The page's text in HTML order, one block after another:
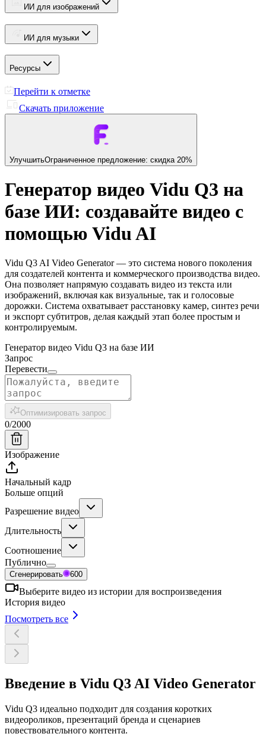
ИИ для изображений
ИИ для музыки
Ресурсы
Перейти к отметке
Скачать приложение
УлучшитьОграниченное предложение: скидка 20%
Генератор видео Vidu Q3 на
базе ИИ: создавайте видео с
помощью Vidu AI
Vidu Q3 AI Video Generator — это система нового поколения
для создателей контента и коммерческого производства видео.
Она позволяет напрямую создавать видео из текста или
изображений, включая как визуальные, так и голосовые
дорожки. Система охватывает расстановку камер, синтез речи
и экспорт субтитров, делая каждый этап более простым и
контролируемым.
Генератор видео Vidu Q3 на базе ИИ
Запрос
Перевести
Оптимизировать запрос
0/2000
Изображение
Начальный кадр
Больше опций
Разрешение видео
Длительность
Соотношение
Публично
Сгенерировать 600
Выберите видео из истории для воспроизведения
История видео
Посмотреть все
Введение в Vidu Q3 AI Video Generator
Vidu Q3 идеально подходит для создания коротких
видеороликов, презентаций бренда и сценариев
повествовательного контента.